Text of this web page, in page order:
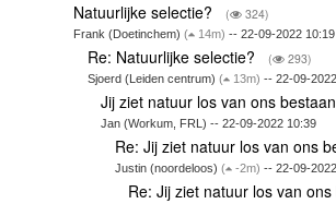
Natuurlijke selectie? ( 324)
Frank (Doetinchem)( 14m) -- 22-09-2022 10:19
Re: Natuurlijke selectie? ( 293)
Sjoerd (Leiden centrum) ( 13m) -- 22-09-
Jij ziet natuur los van ons bestaan
Jan (Workum, FRL) -- 22-09-2022 10:39
Re: Jij ziet natuur los van ons
Justin (noordeloos) ( -2m) -- 22-09-
Re: Jij ziet natuur los van